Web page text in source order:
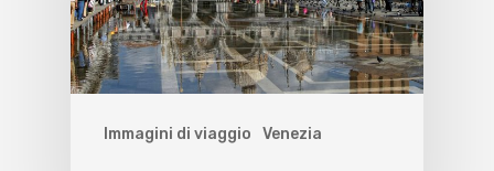
Immagini di viaggio Venezia